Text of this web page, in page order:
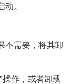
。
不需要，将其卸
操作，或者卸载